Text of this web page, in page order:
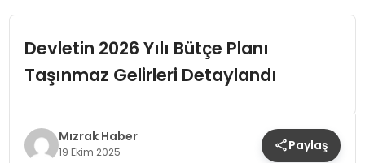
DÜNYA
EKONOMI
SPOR
Devletin 2026 Yılı Bütçe Planı
Taşınmaz Gelirleri Detaylandı
Mızrak Haber
19 Ekim 2025 Paylaş